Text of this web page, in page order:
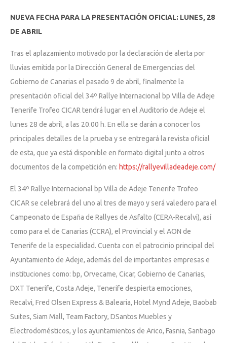
NUEVA FECHA PARA LA PRESENTACIÓN OFICIAL: LUNES, 28
DE ABRIL
Tras el aplazamiento motivado por la declaración de alerta por
lluvias emitida por la Dirección General de Emergencias del
Gobierno de Canarias el pasado 9 de abril, finalmente la
presentación oficial del 34º Rallye Internacional bp Villa de Adeje
Tenerife Trofeo CICAR tendrá lugar en el Auditorio de Adeje el
lunes 28 de abril, a las 20.00 h. En ella se darán a conocer los
principales detalles de la prueba y se entregará la revista oficial
de esta, que ya está disponible en formato digital junto a otros
documentos de la competición en: https://rallyevilladeadeje.com/
El 34º Rallye Internacional bp Villa de Adeje Tenerife Trofeo
CICAR se celebrará del uno al tres de mayo y será valedero para el
Campeonato de España de Rallyes de Asfalto (CERA-Recalvi), así
como para el de Canarias (CCRA), el Provincial y el AON de
Tenerife de la especialidad. Cuenta con el patrocinio principal del
Ayuntamiento de Adeje, además del de importantes empresas e
instituciones como: bp, Orvecame, Cicar, Gobierno de Canarias,
DXT Tenerife, Costa Adeje, Tenerife despierta emociones,
Recalvi, Fred Olsen Express & Balearia, Hotel Mynd Adeje, Baobab
Suites, Siam Mall, Team Factory, DSantos Muebles y
Electrodomésticos, y los ayuntamientos de Arico, Fasnia, Santiago